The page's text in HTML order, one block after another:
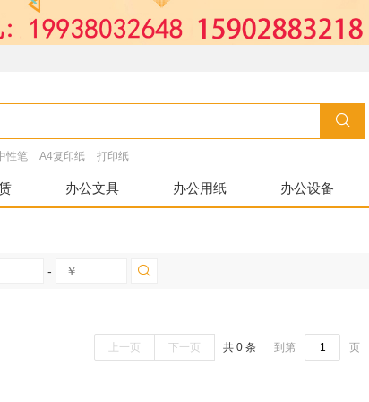
性笔 A4复印纸 打印纸
办公文具 办公用纸 办公设备
-
上一页 下一页 共 0 条 到第 页